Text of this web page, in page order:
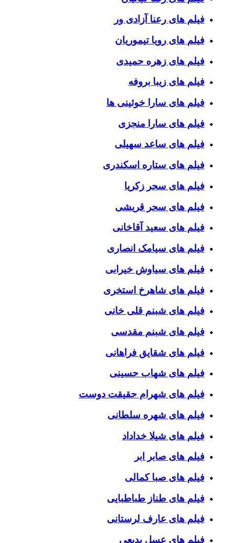
فیلم های رعنا آزادی ور
فیلم های رویا تیموریان
فیلم های زهره حمیدی
فیلم های زیبا بروفه
فیلم های سارا خوئینی ها
فیلم های سارا منجزی
فیلم های ساعد سهیلی
فیلم های ستاره اسکندری
فیلم های سحر زکریا
فیلم های سحر قریشی
فیلم های سعید آقاخانی
فیلم های سیامک انصاری
فیلم های سیاوش خیرابی
فیلم های شاهرخ استخری
فیلم های شبنم قلی خانی
فیلم های شبنم مقدسی
فیلم های شقایق فراهانی
فیلم های شهاب حسینی
فیلم های شهرام حقیقت دوست
فیلم های شهره سلطانی
فیلم های شیلا خداداد
فیلم های صابر ابر
فیلم های صبا کمالی
فیلم های طناز طباطبایی
فیلم های عارف لرستانی
فیلم های عسل بدیعی